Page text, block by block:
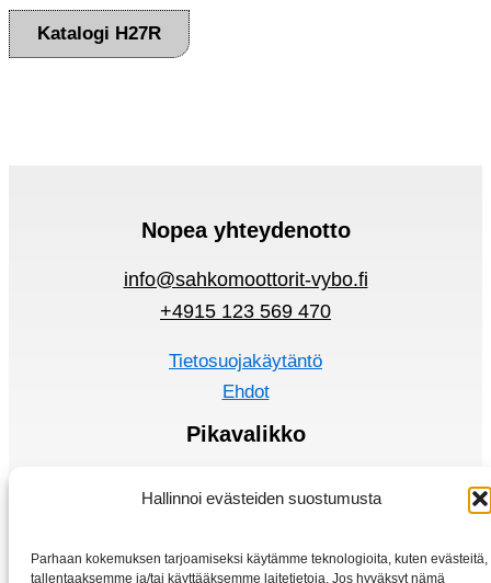
Hallinnoi evästeiden suostumusta
Parhaan kokemuksen tarjoamiseksi käytämme teknologioita, kuten evästeitä,
tallentaaksemme ja/tai käyttääksemme laitetietoja. Jos hyväksyt nämä
Katalogi H27R
Nopea yhteydenotto
info@sahkomoottorit-vybo.fi
+4915 123 569 470
Tietosuojakäytäntö
Ehdot
Pikavalikko
Kauppa